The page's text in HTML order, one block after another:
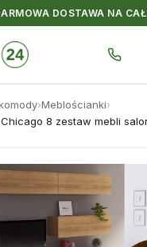
DOSTAWA NA
›Meblościanki›